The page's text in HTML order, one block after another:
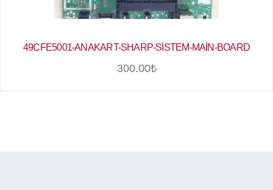
49CFE5001-ANAKART-SHARP-SİSTEM-MAİN-BOARD
300.00₺